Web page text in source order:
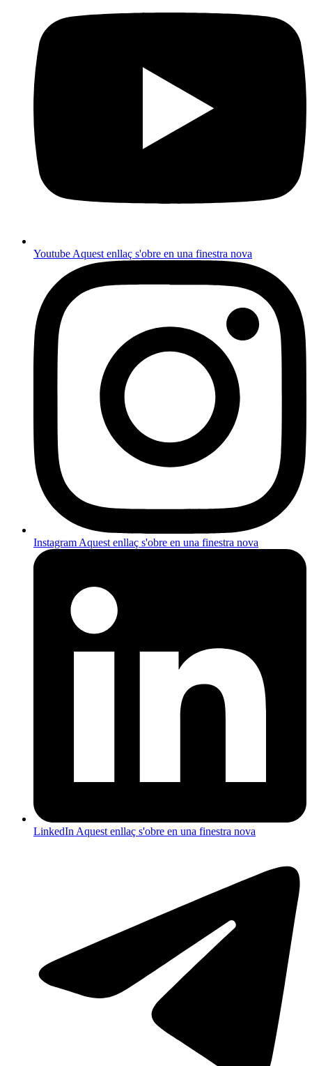
Youtube Aquest enllaç s'obre en una finestra nova
Instagram Aquest enllaç s'obre en una finestra nova
LinkedIn Aquest enllaç s'obre en una finestra nova